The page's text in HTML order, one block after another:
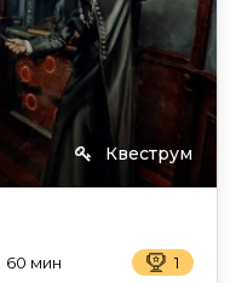
Квеструм
60 мин
1